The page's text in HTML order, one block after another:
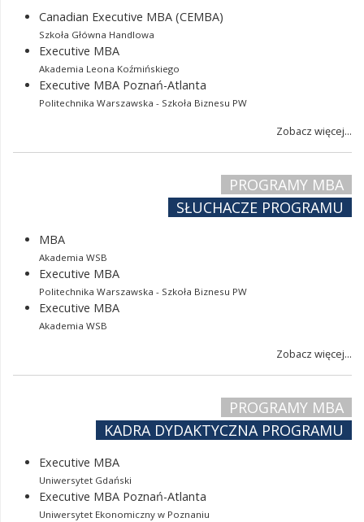
Canadian Executive MBA (CEMBA)
Szkoła Główna Handlowa
Executive MBA
Akademia Leona Koźmińskiego
Executive MBA Poznań-Atlanta
Politechnika Warszawska - Szkoła Biznesu PW
Zobacz więcej...
PROGRAMY MBA
SŁUCHACZE PROGRAMU
MBA
Akademia WSB
Executive MBA
Politechnika Warszawska - Szkoła Biznesu PW
Executive MBA
Akademia WSB
Zobacz więcej...
PROGRAMY MBA
KADRA DYDAKTYCZNA PROGRAMU
Executive MBA
Uniwersytet Gdański
Executive MBA Poznań-Atlanta
Uniwersytet Ekonomiczny w Poznaniu